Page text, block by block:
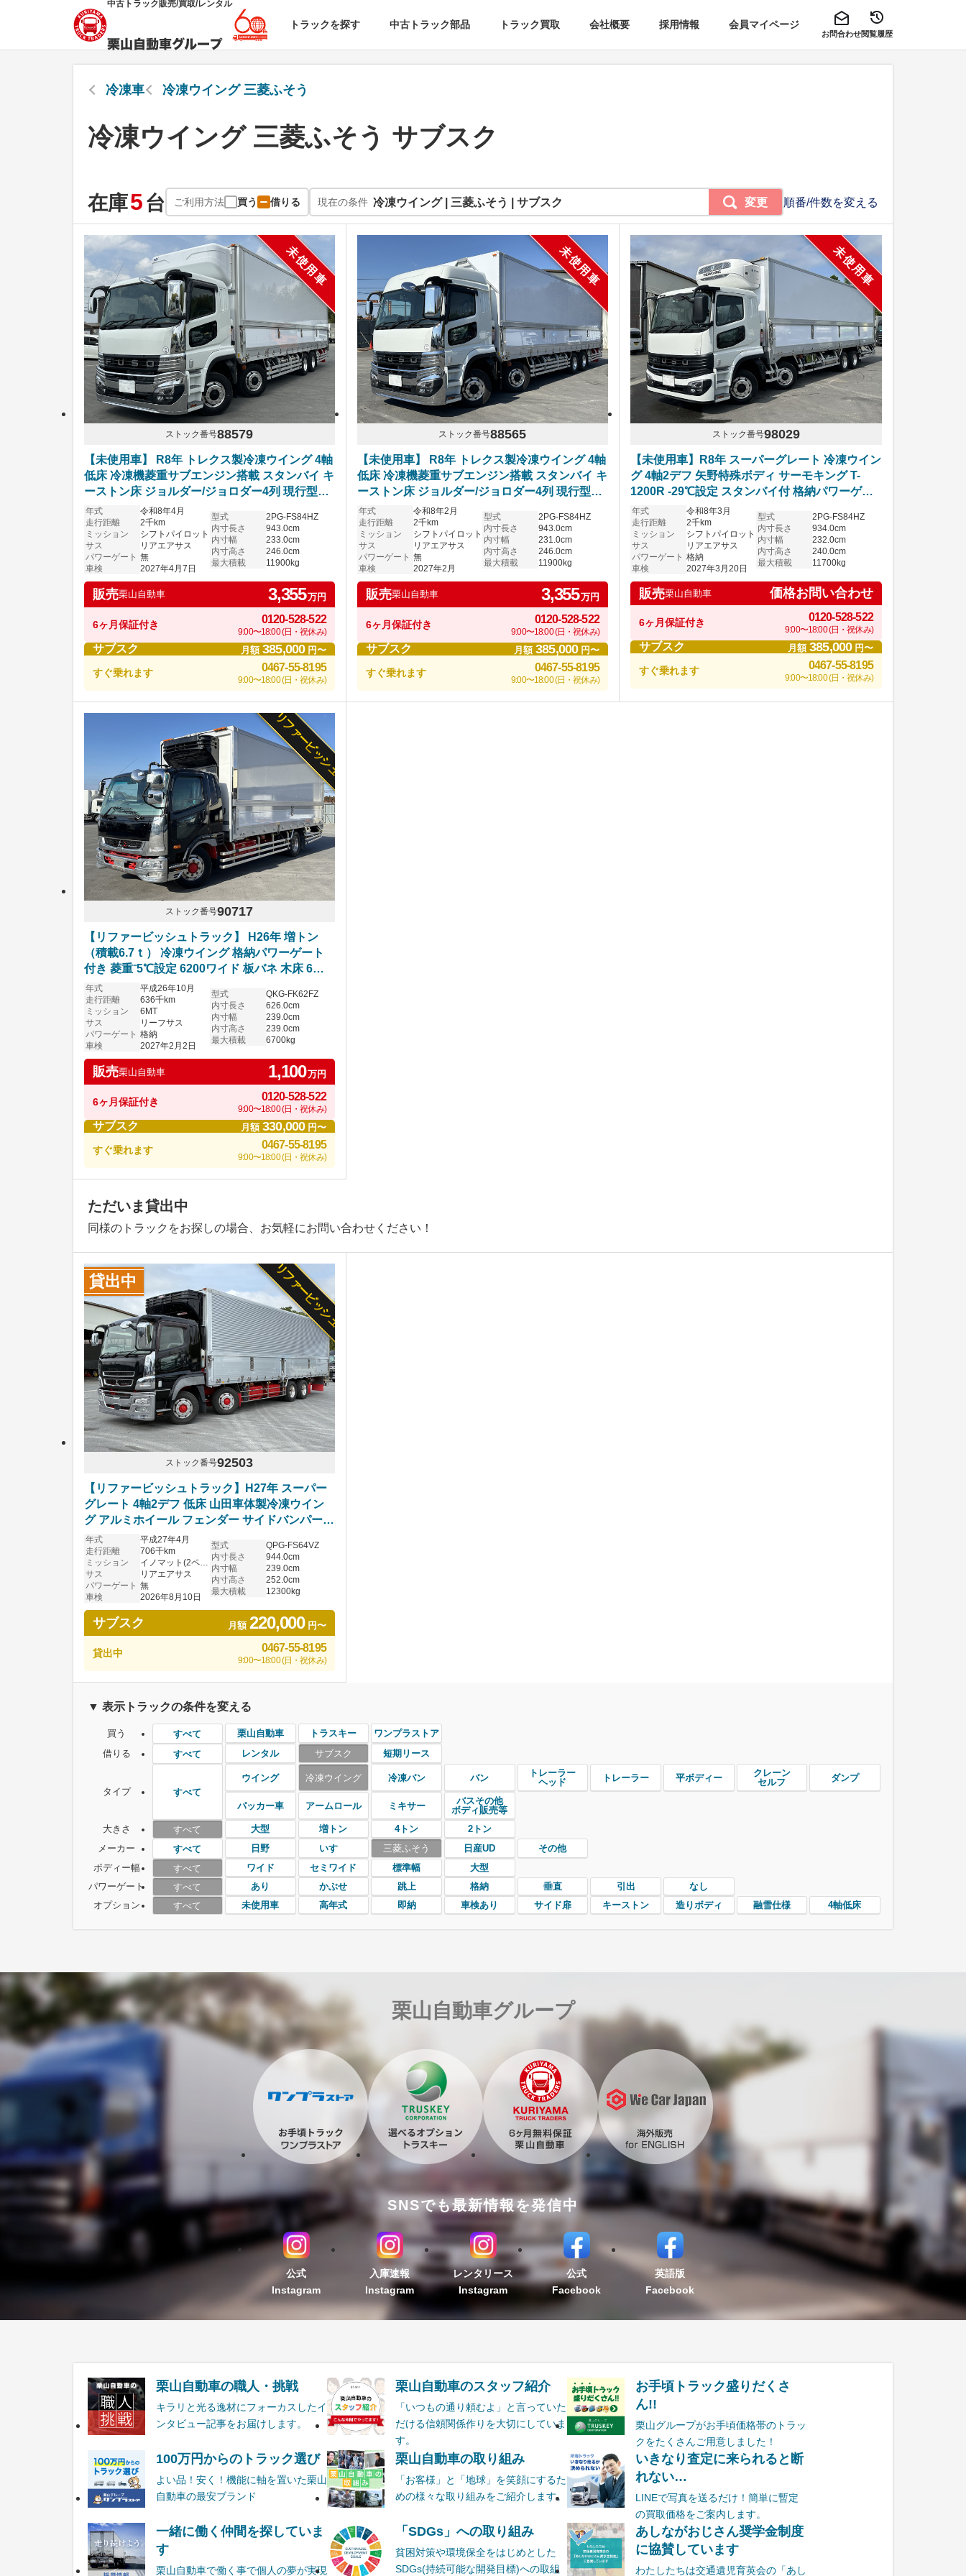
中古トラック販売/買取/レンタル
トラックを探す 中古トラック部品 トラック買取 会社概要 採用情報 会員マイページ
お問合わせ閲覧履歴
冷凍車 冷凍ウイング 三菱ふそう
冷凍ウイング 三菱ふそう サブスク
在庫5台 順番/件数を変える
ご利用方法 買う 借りる 現在の条件 冷凍ウイング | 三菱ふそう | サブスク 変更
未使用車
ストック番号88579
【未使用車】 R8年 トレクス製冷凍ウイング 4軸
低床 冷凍機菱重サブエンジン搭載 スタンバイ キ
ーストン床 ジョルダー/ジョロダー4列 現行型ス
ーパーグレート リアエアサス アルミホイール シ
フトパイロット 6R20エンジン 車検付き
年式
令和8年4月
走行距離
2千km
ミッション
シフトパイロット
サス
リアエアサス
パワーゲート 無
車検
2027年4月7日
型式
2PG-FS84HZ
内寸長さ
943.0cm
内寸幅
233.0cm
内寸高さ
246.0cm
最大積載
11900kg
販売栗山自動車 3,355万円
6ヶ月保証付き 0120-528-522
9:00〜18:00 (日・祝休み)
サブスク 月額385,000円〜
すぐ乗れます 0467-55-8195
9:00〜18:00 (日・祝休み)
未使用車
ストック番号88565
【未使用車】 R8年 トレクス製冷凍ウイング 4軸
低床 冷凍機菱重サブエンジン搭載 スタンバイ キ
ーストン床 ジョルダー/ジョロダー4列 現行型ス
ーパーグレート ハイルーフ リアエアサス アルミ
ホイール シフトパイロット 6R20エンジン 車検
付き
年式
令和8年2月
走行距離
2千km
ミッション
シフトパイロット
サス
リアエアサス
パワーゲート 無
車検
2027年2月
型式
2PG-FS84HZ
内寸長さ
943.0cm
内寸幅
231.0cm
内寸高さ
246.0cm
最大積載
11900kg
販売栗山自動車 3,355万円
6ヶ月保証付き 0120-528-522
9:00〜18:00 (日・祝休み)
サブスク 月額385,000円〜
すぐ乗れます 0467-55-8195
9:00〜18:00 (日・祝休み)
未使用車
ストック番号98029
【未使用車】R8年 スーパーグレート 冷凍ウイン
グ 4軸2デフ 矢野特殊ボディ サーモキング T-
1200R -29℃設定 スタンバイ付 格納パワーゲー
ト リアエアサス キーストン床 ジョルダー/ジョ
ロダー4列 シフトパイロット 車検付
年式
令和8年3月
走行距離
2千km
ミッション
シフトパイロット
サス
リアエアサス
パワーゲート 格納
車検
2027年3月20日
型式
2PG-FS84HZ
内寸長さ
934.0cm
内寸幅
232.0cm
内寸高さ
240.0cm
最大積載
11700kg
販売栗山自動車 価格お問い合わせ
6ヶ月保証付き 0120-528-522
9:00〜18:00 (日・祝休み)
サブスク 月額385,000円〜
すぐ乗れます 0467-55-8195
9:00〜18:00 (日・祝休み)
リファービッシュ
ストック番号90717
【リファービッシュトラック】 H26年 増トン
（積載6.7ｔ） 冷凍ウイング 格納パワーゲート
付き 菱重⁻5℃設定 6200ワイド 板バネ 木床 6速
マニュアル ふそうファイター 車検付き
年式
平成26年10月
走行距離
636千km
ミッション
6MT
サス
リーフサス
パワーゲート 格納
車検
2027年2月2日
型式
QKG-FK62FZ
内寸長さ
626.0cm
内寸幅
239.0cm
内寸高さ
239.0cm
最大積載
6700kg
販売栗山自動車 1,100万円
6ヶ月保証付き 0120-528-522
9:00〜18:00 (日・祝休み)
サブスク 月額330,000円〜
すぐ乗れます 0467-55-8195
9:00〜18:00 (日・祝休み)
ただいま貸出中
同様のトラックをお探しの場合、お気軽にお問い合わせください！
貸出中 リファービッシュ
ストック番号92503
【リファービッシュトラック】H27年 スーパー
グレート 4軸2デフ 低床 山田車体製冷凍ウイン
グ アルミホイール フェンダー サイドバンパー
オーバーハングステン メッキ多数 リアエアサス
観音扉ウロコステン張 ステンレス床 予備車検取
得済み
年式
平成27年4月
走行距離
706千km
ミッション
イノマット(2ペダル)
サス
リアエアサス
パワーゲート 無
車検
2026年8月10日
型式
QPG-FS64VZ
内寸長さ
944.0cm
内寸幅
239.0cm
内寸高さ
252.0cm
最大積載
12300kg
サブスク 月額220,000円〜
貸出中 0467-55-8195
9:00〜18:00 (日・祝休み)
▼ 表示トラックの条件を変える
買う すべて 栗山自動車 トラスキー
ワンプラストア
借りる
すべて レンタル サブスク 短期リース
タイプ すべて
ウイング 冷凍ウイング 冷凍バン バン
トレーラー
ヘッド
トレーラー 平ボディー
クレーン
セルフ
ダンプ
パッカー車 アームロール ミキサー
バスその他
ボディ販売等
大きさ
すべて 大型 増トン 4トン
2トン
メーカー
すべて 日野 いすゞ 三菱ふそう 日産UD
その他
ボディー幅
すべて ワイド セミワイド 標準幅
大型
パワーゲート
すべて あり かぶせ 跳上 格納 垂直 引出
なし
オプション
すべて 未使用車 高年式 即納 車検あり サイド扉 キーストン 造りボディ 融雪仕様 4軸低床
栗山自動車グループ
SNSでも最新情報を発信中
公式
Instagram
入庫速報
Instagram
レンタリース
Instagram
公式
Facebook
英語版
Facebook
栗山自動車の職人・挑戦
キラリと光る逸材にフォーカスしたイ
ンタビュー記事をお届けします。
栗山自動車のスタッフ紹介
「いつもの通り頼むよ」と言っていた
だける信頼関係作りを大切にしていま
す。
お手頃トラック盛りだくさ
ん!!
栗山グループがお手頃価格帯のトラッ
クをたくさんご用意しました！
100万円からのトラック選び
よい品！安く！機能に軸を置いた栗山
自動車の最安ブランド
栗山自動車の取り組み
「お客様」と「地球」を笑顔にするた
めの様々な取り組みをご紹介します。
いきなり査定に来られると断
れない…
LINEで写真を送るだけ！簡単に暫定
の買取価格をご案内します。
一緒に働く仲間を探していま
す
栗山自動車で働く事で個人の夢が実現
「SDGs」への取り組み
貧困対策や環境保全をはじめとした
SDGs(持続可能な開発目標)への取組
あしながおじさん奨学金制度
に協賛しています
わたしたちは交通遺児育英会の「あし